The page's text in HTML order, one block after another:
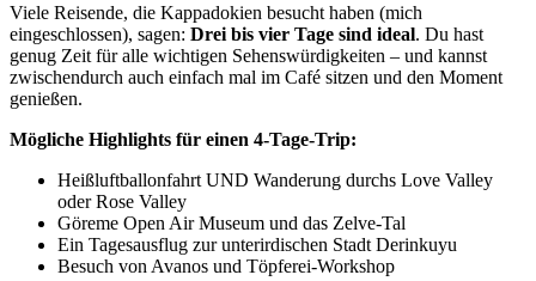
Viele Reisende, die Kappadokien besucht haben (mich
eingeschlossen), sagen: Drei bis vier Tage sind ideal. Du hast
genug Zeit für alle wichtigen Sehenswürdigkeiten – und kannst
zwischendurch auch einfach mal im Café sitzen und den Moment
genießen.
Mögliche Highlights für einen 4-Tage-Trip:
Heißluftballonfahrt UND Wanderung durchs Love Valley
oder Rose Valley
Göreme Open Air Museum und das Zelve-Tal
Ein Tagesausflug zur unterirdischen Stadt Derinkuyu
Besuch von Avanos und Töpferei-Workshop